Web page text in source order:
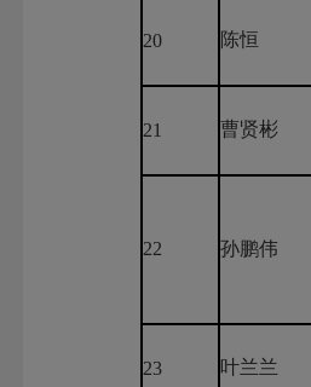
20 陈恒
21 曹贤彬
22 孙鹏伟
23 叶兰兰